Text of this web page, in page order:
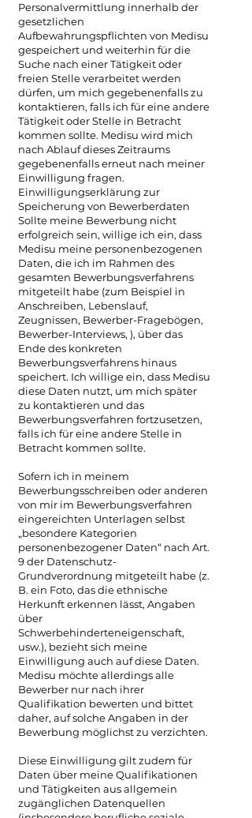
Personalvermittlung innerhalb der
gesetzlichen
Aufbewahrungspflichten von Medisu
gespeichert und weiterhin für die
Suche nach einer Tätigkeit oder
freien Stelle verarbeitet werden
dürfen, um mich gegebenenfalls zu
kontaktieren, falls ich für eine andere
Tätigkeit oder Stelle in Betracht
kommen sollte. Medisu wird mich
nach Ablauf dieses Zeitraums
gegebenenfalls erneut nach meiner
Einwilligung fragen.
Einwilligungserklärung zur
Speicherung von Bewerberdaten
Sollte meine Bewerbung nicht
erfolgreich sein, willige ich ein, dass
Medisu meine personenbezogenen
Daten, die ich im Rahmen des
gesamten Bewerbungsverfahrens
mitgeteilt habe (zum Beispiel in
Anschreiben, Lebenslauf,
Zeugnissen, Bewerber-Fragebögen,
Bewerber-Interviews, ), über das
Ende des konkreten
Bewerbungsverfahrens hinaus
speichert. Ich willige ein, dass Medisu
diese Daten nutzt, um mich später
zu kontaktieren und das
Bewerbungsverfahren fortzusetzen,
falls ich für eine andere Stelle in
Betracht kommen sollte.
Sofern ich in meinem
Bewerbungsschreiben oder anderen
von mir im Bewerbungsverfahren
eingereichten Unterlagen selbst
„besondere Kategorien
personenbezogener Daten“ nach Art.
9 der Datenschutz-
Grundverordnung mitgeteilt habe (z.
B. ein Foto, das die ethnische
Herkunft erkennen lässt, Angaben
über
Schwerbehinderteneigenschaft,
usw.), bezieht sich meine
Einwilligung auch auf diese Daten.
Medisu möchte allerdings alle
Bewerber nur nach ihrer
Qualifikation bewerten und bittet
daher, auf solche Angaben in der
Bewerbung möglichst zu verzichten.
Diese Einwilligung gilt zudem für
Daten über meine Qualifikationen
und Tätigkeiten aus allgemein
zugänglichen Datenquellen